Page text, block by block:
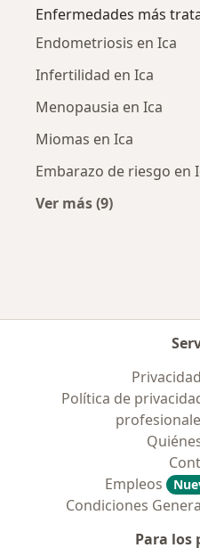
Enfermedades más
Endometriosis en Ica
Infertilidad en Ica
Menopausia en Ica
Miomas en Ica
Embarazo de riesgo en
Ver más (9)
Política de
Empleos
Condiciones
Para los